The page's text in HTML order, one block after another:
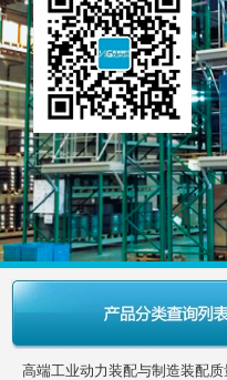
高端工业动力装配与制造装配